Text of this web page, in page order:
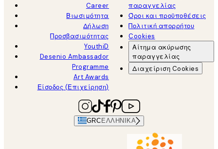
Career
Βιωσιμότητα
Δήλωση
Προσβασιμότητας
YouthiD
Desenio Ambassador
Programme
Art Awards
Είσοδος (Επιχείρηση)
παραγγελίας
Όροι και προϋποθέσεις
Πολιτική απορρήτου
Cookies
Αίτημα ακύρωσης
παραγγελίας
Διαχείριση Cookies
GRC ΕΛΛΗΝΙΚΆ